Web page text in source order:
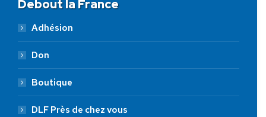
Debout la France
Adhésion
Don
Boutique
DLF Près de chez vous